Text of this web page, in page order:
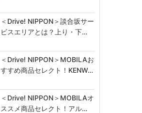
＜Drive! NIPPON＞談合坂サー
ビスエリアとは？上り・下…
＜Drive! NIPPON＞MOBILAお
すすめ商品セレクト！KENW…
＜Drive! NIPPON＞MOBILAオ
ススメ商品セレクト！アル…